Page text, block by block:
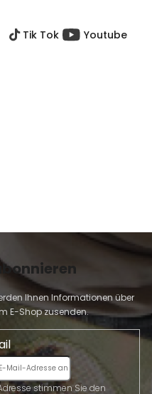
Tik Tok Youtube
Ihnen Informationen über
E-Shop zusenden.